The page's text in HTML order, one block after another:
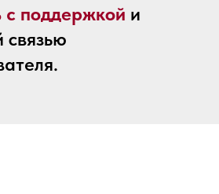
с поддержкой и
связью